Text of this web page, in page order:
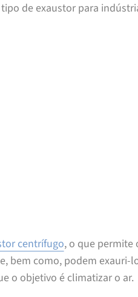
de exaustor para
centrífugo, o que permite
bem como, podem
o objetivo é climatizar o ar.